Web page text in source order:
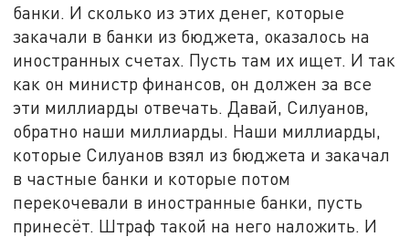
банки. И сколько из этих денег, которые
закачали в банки из бюджета, оказалось на
иностранных счетах. Пусть там их ищет. И так
как он министр финансов, он должен за все
эти миллиарды отвечать. Давай, Силуанов,
обратно наши миллиарды. Наши миллиарды,
которые Силуанов взял из бюджета и закачал
в частные банки и которые потом
перекочевали в иностранные банки, пусть
принесёт. Штраф такой на него наложить. И